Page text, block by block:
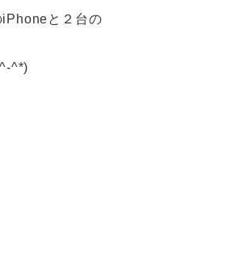
と２台の
^*)